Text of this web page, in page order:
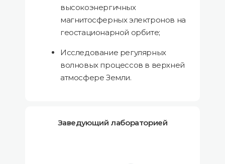
высокоэнергичных
магнитосферных электронов на
геостационарной орбите;
Исследование регулярных
волновых процессов в верхней
атмосфере Земли.
Заведующий лабораторией